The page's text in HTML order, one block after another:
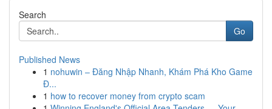
Search
Go
Published News
1 nohuwin – Đăng Nhập Nhanh, Khám Phá Kho Game
Đ...
1 how to recover money from crypto scam